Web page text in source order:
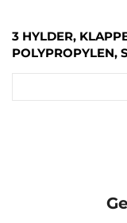
3 HYLDER,
POLYPROPYLEN,